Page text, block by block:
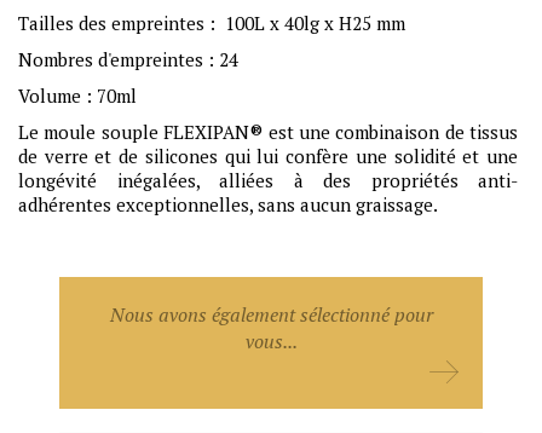
Tailles des empreintes : 100L x 40lg x H25 mm
Nombres d'empreintes : 24
Volume : 70ml
Le moule souple FLEXIPAN® est une combinaison de tissus
de verre et de silicones qui lui confère une solidité et une
longévité inégalées, alliées à des propriétés anti-
adhérentes exceptionnelles, sans aucun graissage.
Nous avons également sélectionné pour
vous...